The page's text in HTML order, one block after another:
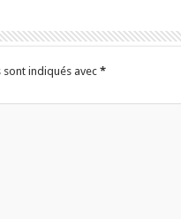
indiqués avec *